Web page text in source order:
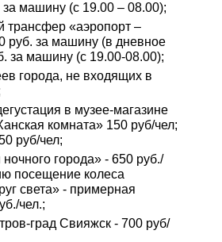
машину (с 19.00 – 08.00);
трансфер «аэропорт –
руб. за машину (в дневное
за машину (с 19.00-08.00);
города, не входящих в
в музее-магазине
комната» 150 руб/чел;
руб/чел;
ночного города» - 650 руб./
посещение колеса
света» - примерная
чел.;
град Свияжск - 700 руб/